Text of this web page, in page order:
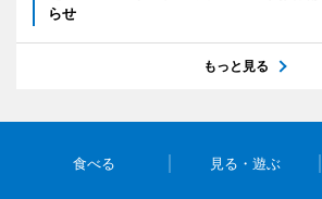
らせ
もっと見る
食べる 見る・遊ぶ